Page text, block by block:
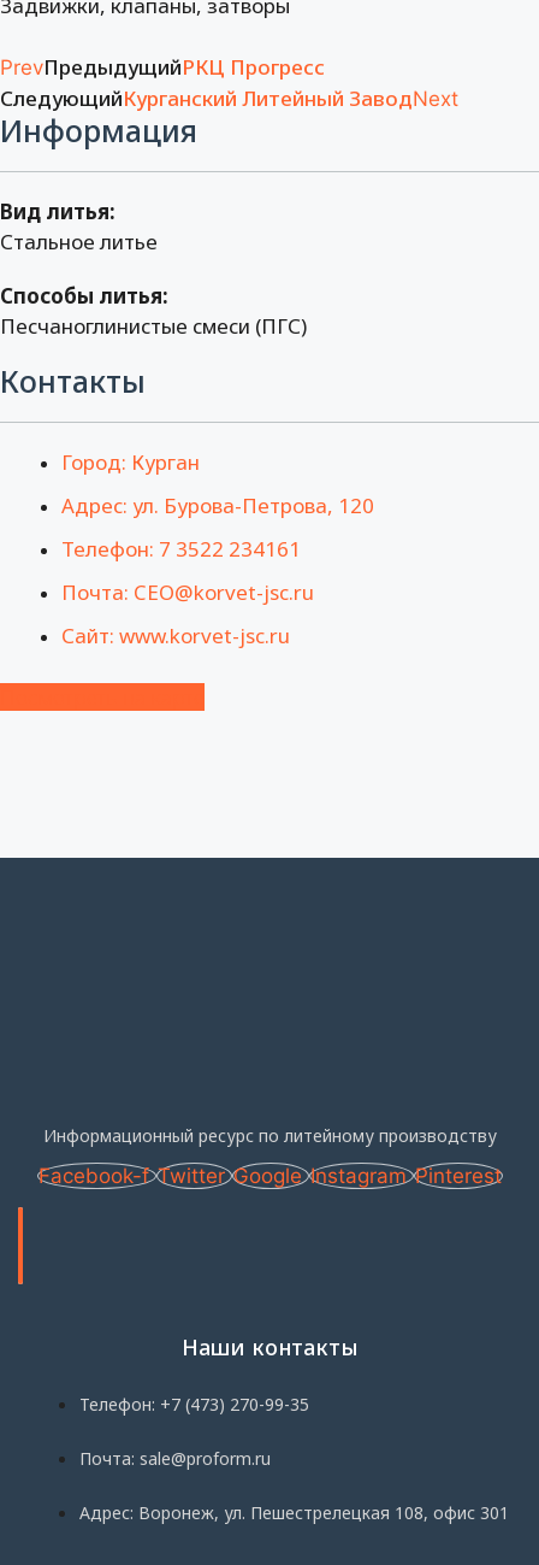
Задвижки, клапаны, затворы
PrevПредыдущийРКЦ Прогресс
СледующийКурганский Литейный ЗаводNext
Информация
Вид литья:
Стальное литье
Способы литья:
Песчаноглинистые смеси (ПГС)
Контакты
Город: Курган
Адрес: ул. Бурова-Петрова, 120
Телефон: 7 3522 234161
Почта: CEO@korvet-jsc.ru
Сайт: www.korvet-jsc.ru
Информационный ресурс по литейному производству
Facebook-f Twitter Google Instagram Pinterest
Наши контакты
Телефон: +7 (473) 270-99-35
Почта: sale@proform.ru
Адрес: Воронеж, ул. Пешестрелецкая 108, офис 301